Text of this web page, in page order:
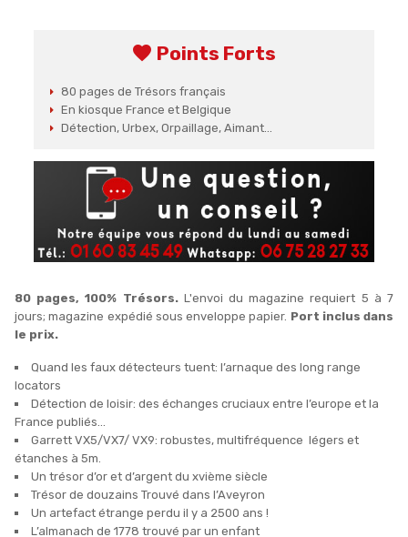
favorite Points Forts
80 pages de Trésors français
En kiosque France et Belgique
Détection, Urbex, Orpaillage, Aimant...
80 pages, 100% Trésors. L'envoi du magazine requiert 5 à 7
jours; magazine expédié sous enveloppe papier. Port inclus dans
le prix.
Quand les faux détecteurs tuent: l’arnaque des long range
locators
Détection de loisir: des échanges cruciaux entre l’europe et la
France publiés...
Garrett VX5/VX7/ VX9: robustes, multifréquence légers et
étanches à 5m.
Un trésor d’or et d’argent du xvième siècle
Trésor de douzains Trouvé dans l’Aveyron
Un artefact étrange perdu il y a 2500 ans !
L’almanach de 1778 trouvé par un enfant